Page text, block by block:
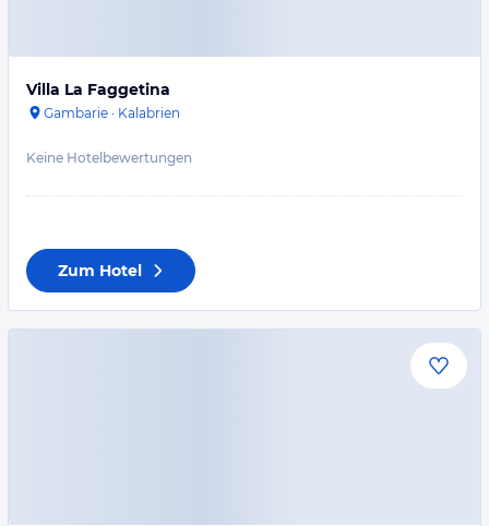
Villa La Faggetina
Gambarie · Kalabrien
Keine Hotelbewertungen
Zum Hotel